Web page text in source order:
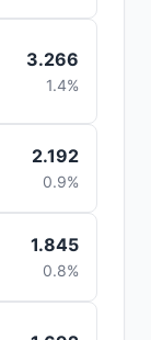
3.266
1.4%
2.192
0.9%
1.845
0.8%